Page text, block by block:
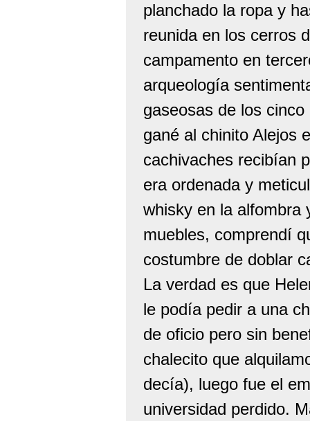
planchado la ropa y
reunida en los cerros
campamento en
arqueología
gaseosas de los
gané al chinito Alejos
cachivaches recibían
era ordenada y
whisky en la alfombra
muebles, comprendí
costumbre de doblar
La verdad es que
le podía pedir a una
de oficio pero sin
chalecito que
decía), luego fue el
universidad perdido.